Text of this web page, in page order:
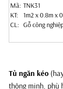
Mã: TNK31
KT:
1m2 x 0.8m x
CL: Gỗ công
Tủ ngăn kéo
thông minh, phù